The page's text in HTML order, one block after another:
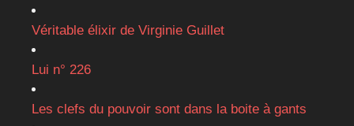
Véritable élixir de Virginie Guillet
Lui n° 226
Les clefs du pouvoir sont dans la boite à gants